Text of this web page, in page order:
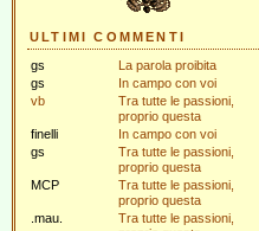
ULTIMI COMMENTI
gs
La parola proibita
gs
In campo con voi
vb
Tra tutte le passioni,
proprio questa
finelli
In campo con voi
gs
Tra tutte le passioni,
proprio questa
MCP
Tra tutte le passioni,
proprio questa
.mau.
Tra tutte le passioni,